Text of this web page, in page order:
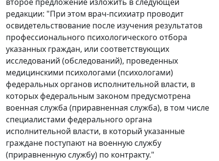
второе предложение изложить в следующей
редакции: "При этом врач-психиатр проводит
освидетельствование после изучения результатов
профессионального психологического отбора
указанных граждан, или соответствующих
исследований (обследований), проведенных
медицинскими психологами (психологами)
федеральных органов исполнительной власти, в
которых федеральным законом предусмотрена
военная служба (приравненная служба), в том числе
специалистами федерального органа
исполнительной власти, в который указанные
граждане поступают на военную службу
(приравненную службу) по контракту."